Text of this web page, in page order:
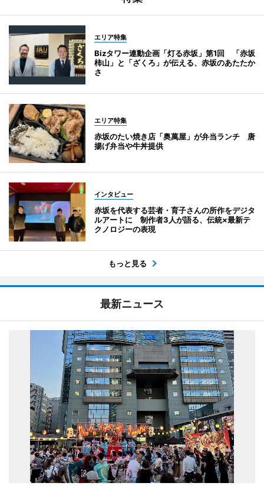
エリア特集
Bizタワー連動企画「灯る赤坂」第1回 「赤坂
柿山」と「ざくろ」が伝える、赤坂のあたたか
さ
エリア特集
赤坂のたい焼き店「奥萬屋」が弁当ランチ 唐
揚げ弁当や牛丼提供
インタビュー
赤坂を代表する芸者・育子さんの所作をデジタ
ルアートに 制作者3人が語る、伝統×最新テ
クノロジーの表現
もっと見る
最新ニュース